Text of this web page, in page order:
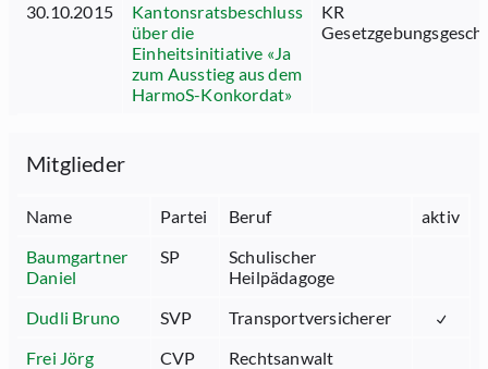
30.10.2015
Kantonsratsbeschluss
über die
Einheitsinitiative «Ja
zum Ausstieg aus dem
HarmoS-Konkordat»
KR
Mitglieder
Name Partei Beruf
aktiv
Baumgartner
Daniel
SP
Schulischer
Heilpädagoge
Dudli Bruno
SVP
Transportversicherer
Frei Jörg
CVP
Rechtsanwalt